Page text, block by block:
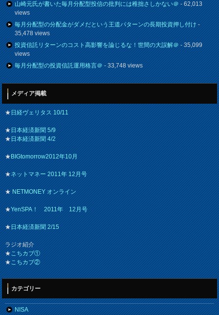
山崎元氏が書いた毎月分配型投信の批判には稚拙さしかない＠- 62,013
views
毎月分配型の分配金がダメだという王道パターンの長期投資押し付け-
35,478 views
投資信託リターンのコスト高影響を論じるな！世間の大誤解＠- 35,099
views
毎月分配型の投資信託運用格言＠- 33,748 views
メディア掲載
★日経ヴェリタス 10/11
★日本経済新聞 5/9
★日本経済新聞 4/2
★BIGtomorrow2012年10月
★ネットマネー 2011年 12月号
★NETMONEY オンライン
★YenSPA！ 2011年 12月号
★日本経済新聞 2/15
ラジオ紹介
★こちカブ①
★こちカブ②
カテゴリー
NISA